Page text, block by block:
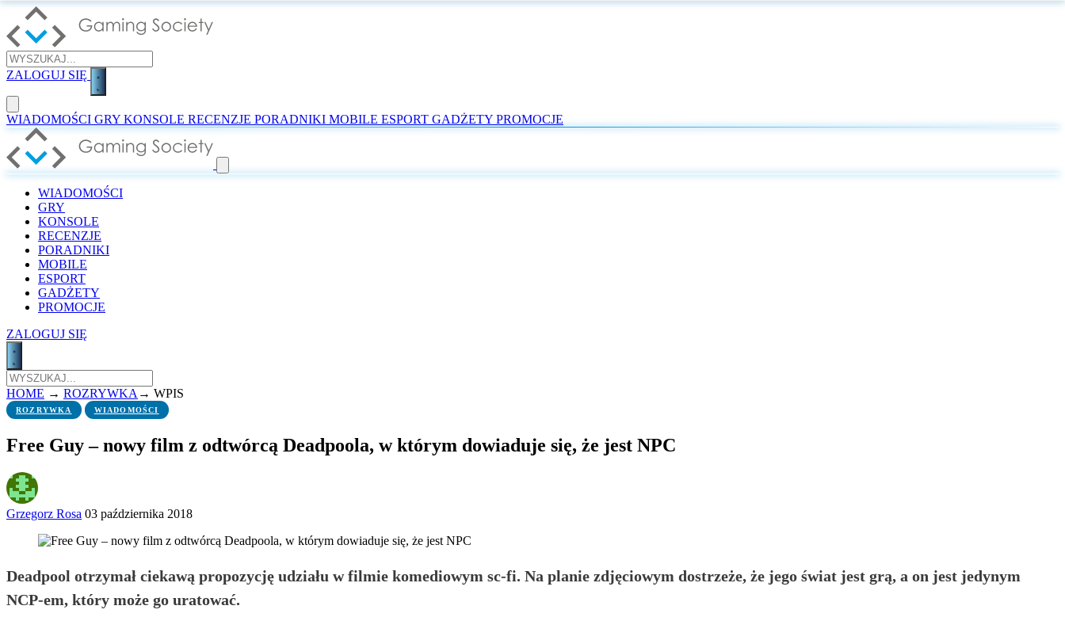
ZALOGUJ SIĘ
WIADOMOŚCI GRY KONSOLE RECENZJE PORADNIKI MOBILE ESPORT GADŻETY PROMOCJE
WIADOMOŚCI
GRY
KONSOLE
RECENZJE
PORADNIKI
MOBILE
ESPORT
GADŻETY
PROMOCJE
ZALOGUJ SIĘ
HOME → ROZRYWKA → WPIS
ROZRYWKA WIADOMOŚCI
Free Guy – nowy film z odtwórcą Deadpoola, w którym dowiaduje się, że jest NPC
Grzegorz Rosa 03 października 2018
Deadpool otrzymał ciekawą propozycję udziału w filmie komediowym sc-fi. Na planie zdjęciowym dostrzeże, że jego świat jest grą, a on jest jedynym
NCP-em, który może go uratować.